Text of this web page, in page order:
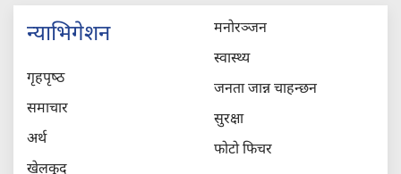
न्याभिगेशन
गृहपृष्‍ठ
समाचार
अर्थ
खेलकुद
मनोरञ्जन
स्वास्थ्य
जनता जान्न चाहन्छन
सुरक्षा
फोटो फिचर